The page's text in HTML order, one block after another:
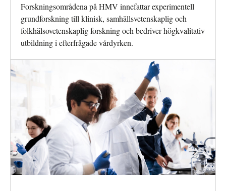
Forskningsområdena på HMV innefattar experimentell
grundforskning till klinisk, samhällsvetenskaplig och
folkhälsovetenskaplig forskning och bedriver högkvalitativ
utbildning i efterfrågade vårdyrken.